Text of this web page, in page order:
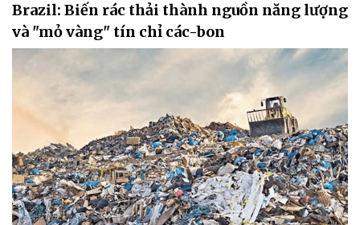
Brazil: Biến rác thải thành nguồn năng lượng
và "mỏ vàng" tín chỉ các-bon